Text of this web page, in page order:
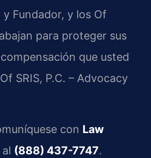
y Fundador, y los Of
para proteger sus
que usted
SRIS, P.C. – Advocacy
con Law
al (888) 437-7747.